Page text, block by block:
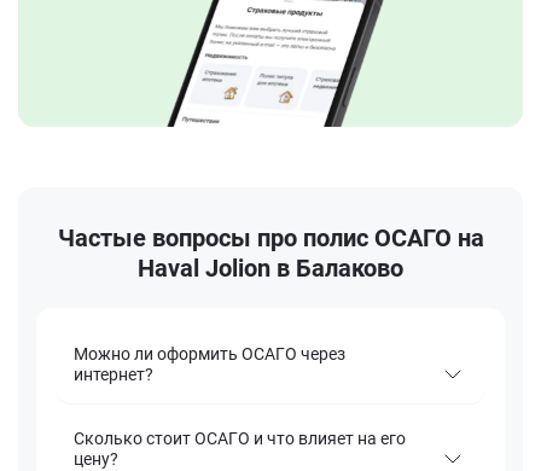
Частые вопросы про полис ОСАГО на
Haval Jolion в Балаково
Можно ли оформить ОСАГО через
интернет?
Сколько стоит ОСАГО и что влияет на его
цену?